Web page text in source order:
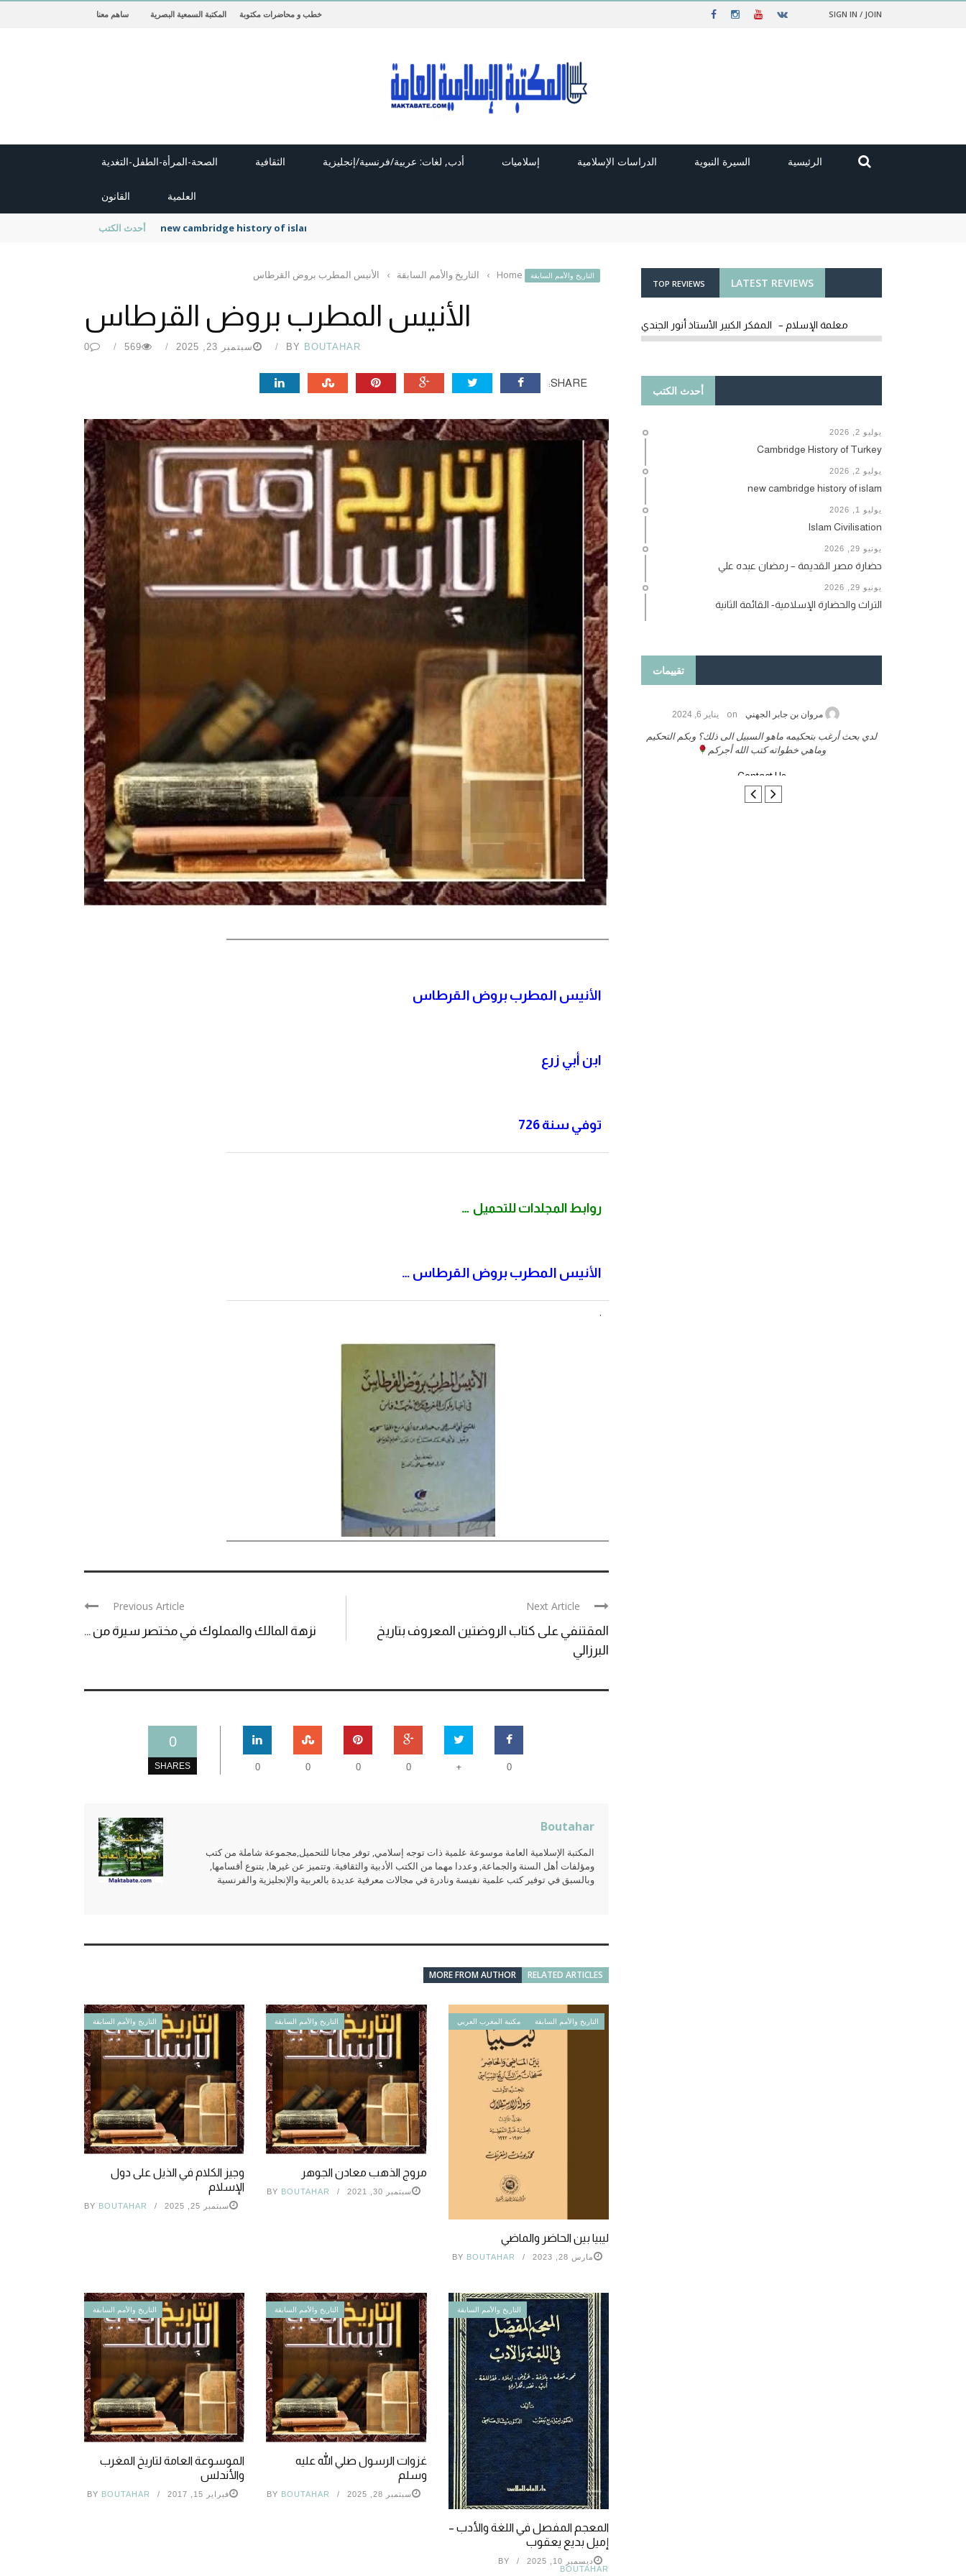
SIGN IN / JOIN خطب و محاضرات مكتوبة المكتبة السمعية البصرية ساهم معنا
الرئيسية السيرة النبوية الدراسات الإسلامية إسلاميات أدب, لغات: عربية/فرنسية/إنجليزية الثقافية الصحة-المرأة-الطفل-التغدية
العلمية القانون
أحدث الكتب new cambridge history of islam
التاريخ والأمم السابقة Home
› التاريخ والأمم السابقة › الأنيس المطرب بروض القرطاس
الأنيس المطرب بروض القرطاس
BY BOUTAHAR سبتمبر 23, 2025 569
0
SHARE:
الأنيس المطرب بروض القرطاس
ابن أبي زرع
توفي سنة 726
روابط المجلدات للتحميل …
الأنيس المطرب بروض القرطاس …
.
Previous Article
نزهة المالك والمملوك في مختصر سيرة من ...
Next Article
المقتنفي على كتاب الروضتين المعروف بتاريخ
البرزالي
0
SHARES 0
+
0
0
0
0
Boutahar
المكتبة الإسلامية العامة موسوعة علمية ذات توجه إسلامي, توفر مجانا للتحميل,مجموعة شاملة من كتب
ومؤلفات أهل السنة والجماعة, وعددا مهما من الكتب الأدبية والثقافية. وتتميز عن غيرها, بتنوع أقسامها,
وبالسبق في توفير كتب علمية نفيسة ونادرة في مجالات معرفية عديدة بالعربية والإنجليزية والفرنسية
RELATED ARTICLES
MORE FROM AUTHOR
التاريخ والأمم السابقة
وجيز الكلام في الذيل على دول
الإسلام
سبتمبر 25, 2025 BY BOUTAHAR
التاريخ والأمم السابقة
مروج الذهب معادن الجوهر
سبتمبر 30, 2021 BY BOUTAHAR
التاريخ والأمم السابقة مكتبة المغرب العربي
ليبيا بين الحاضر والماضي
مارس 28, 2023 BY BOUTAHAR
التاريخ والأمم السابقة
الموسوعة العامة لتاريخ المغرب
والأندلس
فبراير 15, 2017 BY BOUTAHAR
التاريخ والأمم السابقة
غزوات الرسول صلي الله عليه
وسلم
سبتمبر 28, 2025 BY BOUTAHAR
التاريخ والأمم السابقة
المعجم المفصل في اللغة والأدب –
إميل بديع يعقوب
ديسمبر 10, 2025
BY
BOUTAHAR
LATEST REVIEWS
TOP REVIEWS
معلمة الإسلام – المفكر الكبير الأستاذ أنور الجندي
أحدث الكتب
يوليو 2, 2026
Cambridge History of Turkey
يوليو 2, 2026
new cambridge history of islam
يوليو 1, 2026
Islam Civilisation
يونيو 29, 2026
حضارة مصر القديمة – رمضان عبده علي
يونيو 29, 2026
التراث والحضارة الإسلامية- القائمة الثانية
تقييمات
مروان بن جابر الجهني on يناير 6, 2024
لدي بحث أرغب بتحكيمه ماهو السبيل الى ذلك؟ وبكم التحكيم
وماهي خطواته كتب الله أجركم
Contact Us
حامد الزريقي on يناير 25, 2026
السلام عليكم ورحمة الله وبركاتة أرغب بنشر كتابي معكم